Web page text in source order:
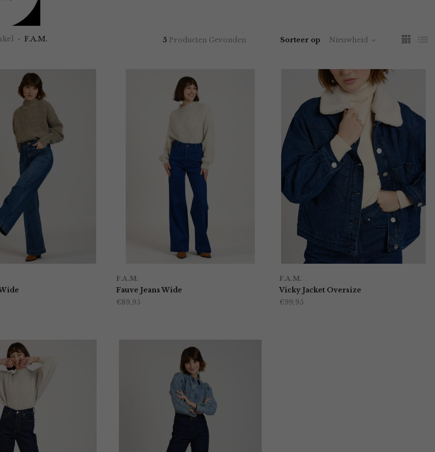
F.A.M. 5 Producten Gevonden Sorteer op Nieuwheid
F.A.M.
Fauve Jeans Wide
€89,95
F.A.M.
Vicky Jacket Oversize
€99,95